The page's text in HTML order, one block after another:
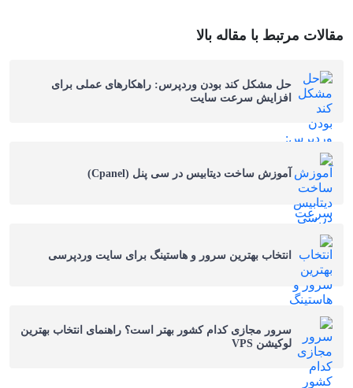
مقالات مرتبط با مقاله بالا
حل مشکل کند بودن وردپرس: راهکارهای عملی برای
افزایش سرعت سایت
آموزش ساخت دیتابیس در سی پنل (Cpanel)
انتخاب بهترین سرور و هاستینگ برای سایت وردپرسی
سرور مجازی کدام کشور بهتر است؟ راهنمای انتخاب بهترین
لوکیشن VPS